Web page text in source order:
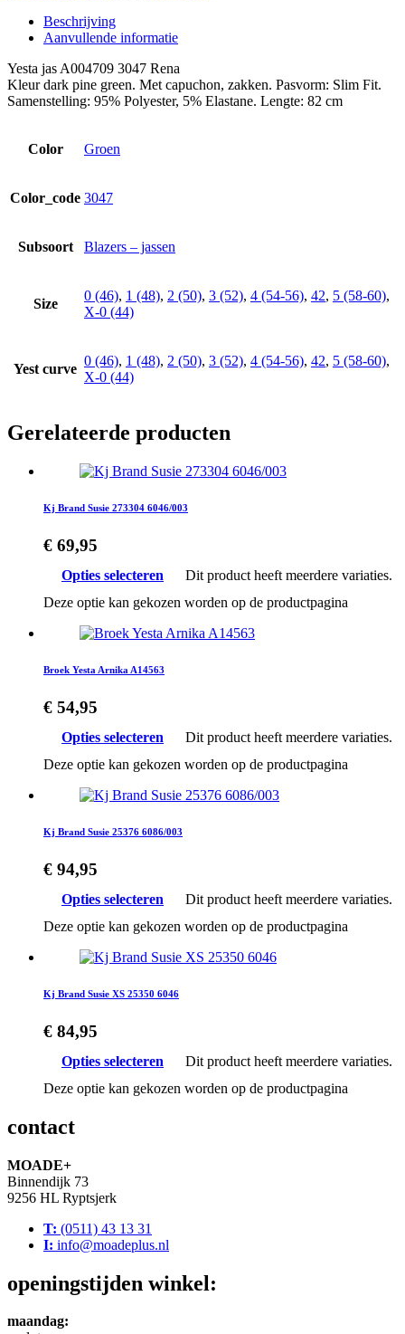
Beschrijving
Aanvullende informatie
Yesta jas A004709 3047 Rena
Kleur dark pine green. Met capuchon, zakken. Pasvorm: Slim Fit.
Samenstelling: 95% Polyester, 5% Elastane. Lengte: 82 cm
Color Groen
Color_code 3047
Subsoort Blazers – jassen
Size
0 (46), 1 (48), 2 (50), 3 (52), 4 (54-56), 42, 5 (58-60),
X-0 (44)
Yest curve
0 (46), 1 (48), 2 (50), 3 (52), 4 (54-56), 42, 5 (58-60),
X-0 (44)
Gerelateerde producten
Kj Brand Susie 273304 6046/003
€ 69,95
Opties selecteren
Dit product heeft meerdere variaties.
Deze optie kan gekozen worden op de productpagina
Broek Yesta Arnika A14563
€ 54,95
Opties selecteren
Dit product heeft meerdere variaties.
Deze optie kan gekozen worden op de productpagina
Kj Brand Susie 25376 6086/003
€ 94,95
Opties selecteren
Dit product heeft meerdere variaties.
Deze optie kan gekozen worden op de productpagina
Kj Brand Susie XS 25350 6046
€ 84,95
Opties selecteren
Dit product heeft meerdere variaties.
Deze optie kan gekozen worden op de productpagina
contact
MOADE+
Binnendijk 73
9256 HL Ryptsjerk
T: (0511) 43 13 31
I: info@moadeplus.nl
openingstijden winkel:
maandag: